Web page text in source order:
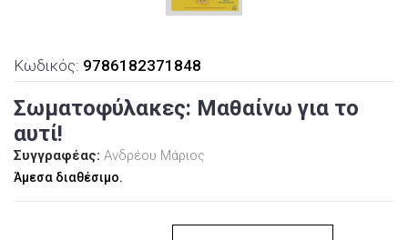
Κωδικός: 9786182371848
Σωματοφύλακες: Μαθαίνω για το
αυτί!
Συγγραφέας: Ανδρέου Μάριος
Άμεσα διαθέσιμο.